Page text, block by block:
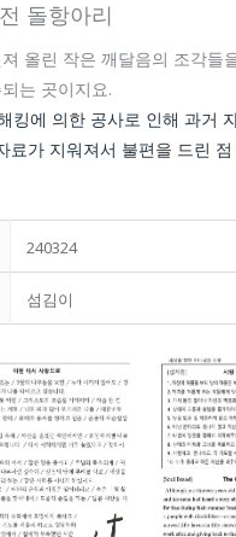
돌항아리
올린 작은 깨달음의 조각들
는 곳이지요.
킹에 의한 공사로 인해 과거
료가 지워져서 불편을 드린
240324
섬김이